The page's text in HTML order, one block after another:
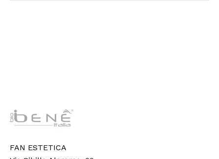
FAN ESTETICA